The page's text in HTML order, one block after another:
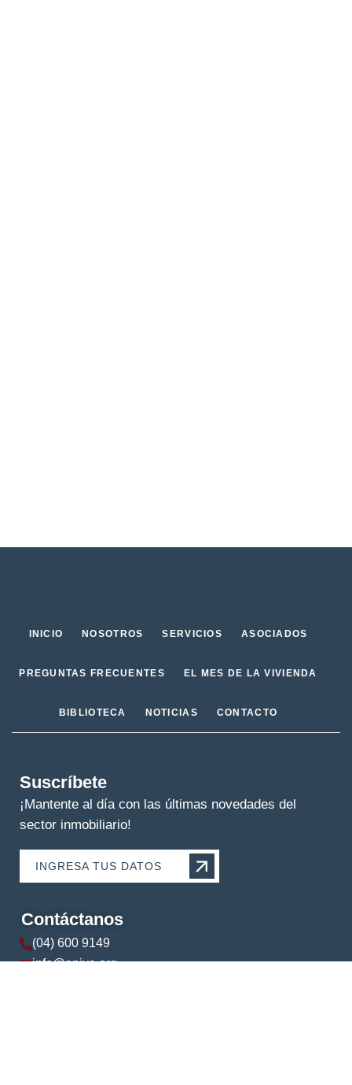
INICIO NOSOTROS SERVICIOS ASOCIADOS
PREGUNTAS FRECUENTES EL MES DE LA VIVIENDA
BIBLIOTECA NOTICIAS CONTACTO
Suscríbete
¡Mantente al día con las últimas novedades del
sector inmobiliario!
INGRESA TUS DATOS
Contáctanos
(04) 600 9149
info@apive.org